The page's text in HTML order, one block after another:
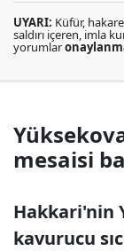
UYARI: Küfür,
saldırı içeren, imla
yorumlar
mesaisi
Hakkari'nin
kavurucu